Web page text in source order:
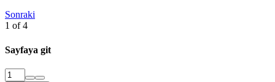
Sonraki
1 of 4
Sayfaya git